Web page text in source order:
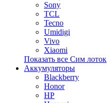
Sony
TCL
Tecno
Umidigi
Vivo
Xiaomi
Показать все Сим лоток
Аккумуляторы
Blackberry
Honor
HP